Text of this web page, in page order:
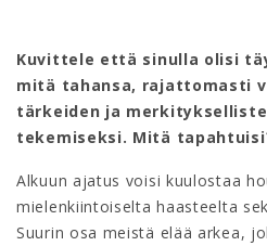
Kuvittele että sinulla olisi
mitä tahansa, rajattomasti
tärkeiden ja
tekemiseksi. Mitä
Alkuun ajatus voisi kuulostaa
mielenkiintoiselta haasteelta
Suurin osa meistä elää arkea,